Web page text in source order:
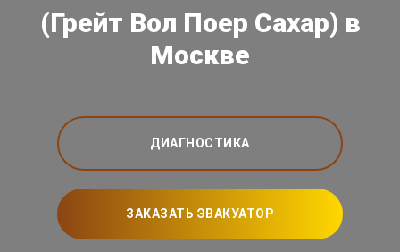
(Грейт Вол Поер Сахар) в
Москве
ДИАГНОСТИКА
ЗАКАЗАТЬ ЭВАКУАТОР